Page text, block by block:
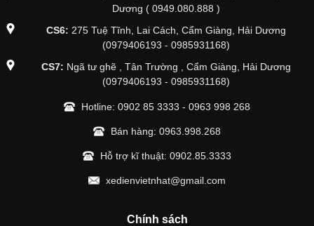
Dương ( 0949.080.888 )
CS6: 275 Tuệ Tĩnh, Lai Cách, Cẩm Giàng, Hải Dương
(0979406193 - 0985931168)
CS7: Ngã tư ghẽ , Tân Trường , Cẩm Giàng, Hải Dương
(0979406193 - 0985931168)
Hotline: 0902 85 3333 - 0963 998 268
Bán hàng: 0963.998.268
Hỗ trợ kĩ thuật: 0902.85.3333
xedienvietnhat@gmail.com
Chính sách